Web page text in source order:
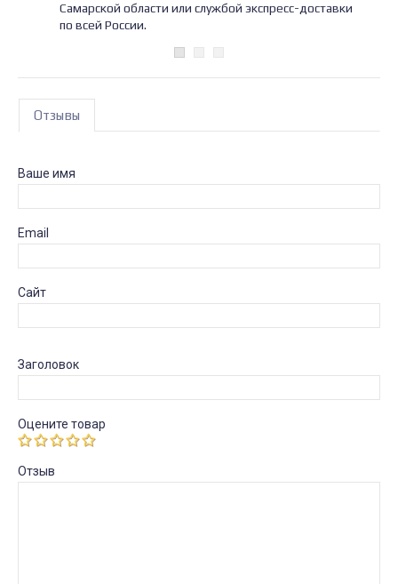
Самарской области или службой экспресс-доставки
по всей России.
Отзывы
Ваше имя
Email
Сайт
Заголовок
Оцените товар
Отзыв